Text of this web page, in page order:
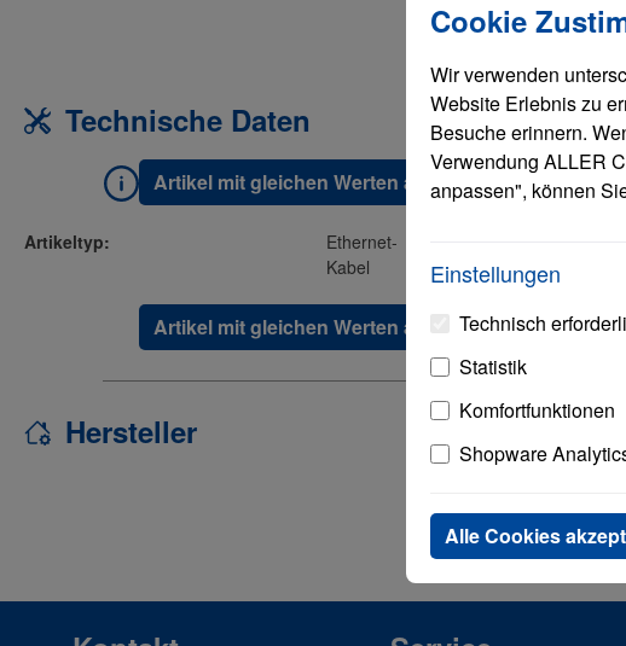
Technische Daten
Artikel mit gleichen Werten anzeigen
Artikeltyp:
Ethernet-
Kabel
Artikel mit gleichen Werten anzeigen
Hersteller
Cookie
Wir verwenden
Website Erlebnis zu
Besuche erinnern.
Verwendung ALLER
anpassen", können
Einstellungen
Technisch
Statistik
Komfortfunktionen
Shopware
Alle Cookies